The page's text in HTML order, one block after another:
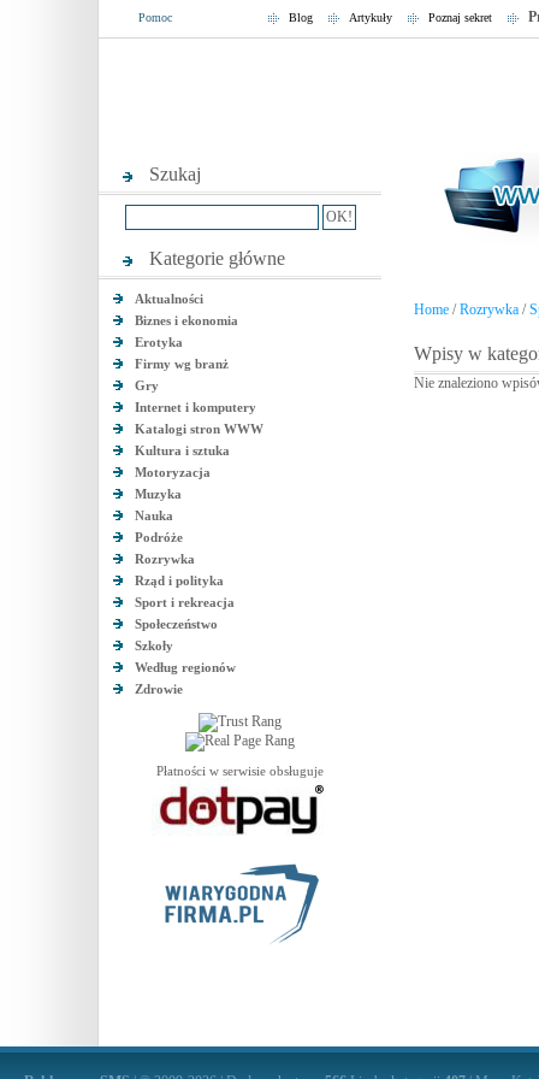
Pomoc Poznaj sekret
Artykuły
Blog
Szukaj
Kategorie główne
Aktualności
Biznes i ekonomia
Erotyka
Firmy wg branż
Gry
Internet i komputery
Katalogi stron WWW
Kultura i sztuka
Motoryzacja
Muzyka
Nauka
Podróże
Rozrywka
Rząd i polityka
Sport i rekreacja
Społeczeństwo
Szkoły
Według regionów
Zdrowie
Płatności w serwisie obsługuje
Home /Rozrywka /
Wpisy w
Nie znaleziono